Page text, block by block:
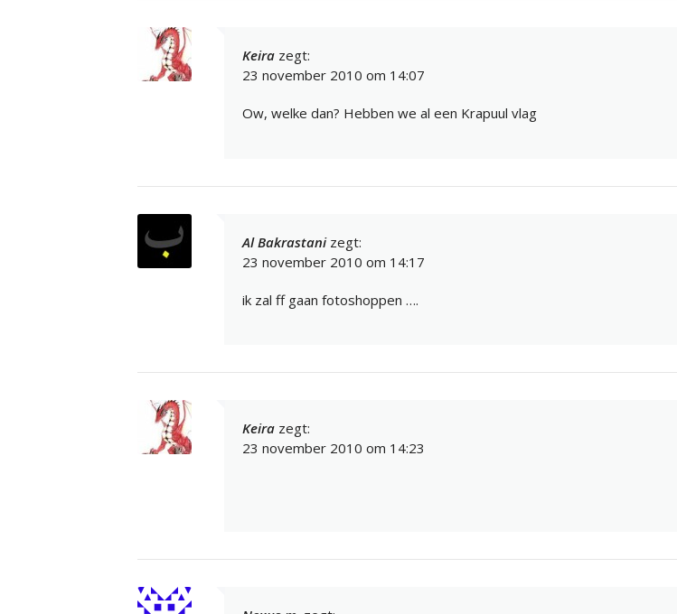
Keira zegt:
23 november 2010 om 14:07
Ow, welke dan? Hebben we al een Krapuul vlag
Al Bakrastani zegt:
23 november 2010 om 14:17
ik zal ff gaan fotoshoppen ….
Keira zegt:
23 november 2010 om 14:23